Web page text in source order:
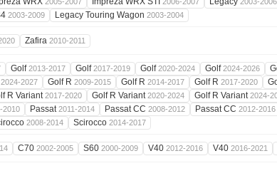
2003-2009 Legacy Touring Wagon 2003-2004
Zafira 2010-2011
Golf2013-2017 Golf2017-2019 Golf2020-2024 Golf2024-2026
2024-2027 Golf R 2009-2015 Golf R 2014-2017 Golf R 2017-2020
R Variant2017-2020 Golf R Variant2020-2024 Golf R Variant2024-
2010 Passat2011-2014 Passat CC 2008-2012 Passat CC 2012-2016
2008-2014 Scirocco 2014-2017
C70 2002-2005 S60 2000-2009 V40 2012-2016 V40 2016-2021